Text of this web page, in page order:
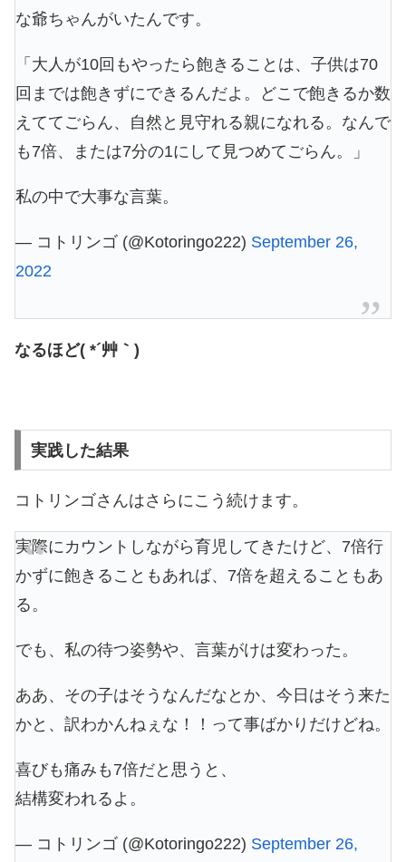
な爺ちゃんがいたんです。
「大人が10回もやったら飽きることは、子供は70
回までは飽きずにできるんだよ。どこで飽きるか数
えててごらん、自然と見守れる親になれる。なんで
も7倍、または7分の1にして見つめてごらん。」
私の中で大事な言葉。
— コトリンゴ (@Kotoringo222) September 26,
2022
なるほど( *´艸｀)
実践した結果
コトリンゴさんはさらにこう続けます。
実際にカウントしながら育児してきたけど、7倍行
かずに飽きることもあれば、7倍を超えることもあ
る。
でも、私の待つ姿勢や、言葉がけは変わった。
ああ、その子はそうなんだなとか、今日はそう来た
かと、訳わかんねぇな！！って事ばかりだけどね。
喜びも痛みも7倍だと思うと、
結構変われるよ。
— コトリンゴ (@Kotoringo222) September 26,